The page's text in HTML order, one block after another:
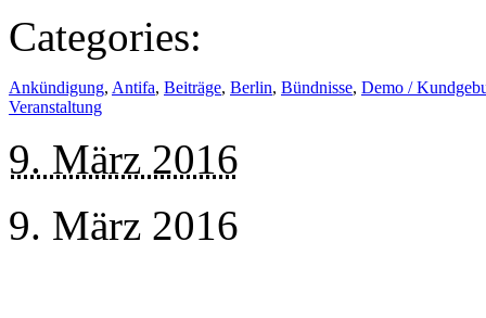
Categories:
Ankündigung, Antifa, Beiträge, Berlin, Bündnisse, Demo /
Veranstaltung
9. März 2016
9. März 2016